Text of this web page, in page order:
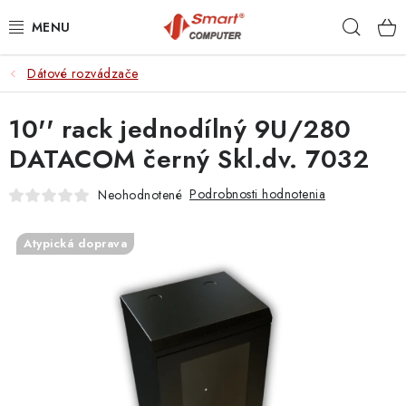
na
NOTEBOOKY
MOBILNÉ ZARIADENIA
PC A KOMPONENTY
Dátové rozvádzače
10'' rack jednodílný 9U/280
DATACOM černý Skl.dv. 7032
Neohodnotené Podrobnosti hodnotenia
Atypická doprava